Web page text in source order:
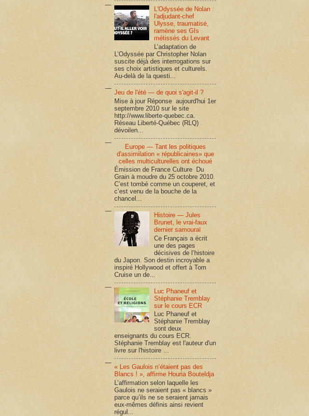
L'Odyssée de Nolan :
l'adjudant-chef
Ulysse, traumatisé,
ramène ses GIs
métissés du Levant
L’adaptation de
L’Odyssée par Christopher Nolan
suscite déjà des interrogations sur
ses choix artistiques et culturels.
Au-delà de la questi...
Jeu de l'été — de quoi s'agit-il ?
Mise à jour Réponse aujourd'hui 1er
septembre 2010 sur le site
http://www.liberte-quebec.ca.
Réseau Liberté-Québec (RLQ)
dévoilen...
Europe — Tant les politiques
d'assimilation « républicaines» que
celles multiculturelles ont échoué
Émission de France Culture Du
Grain à moudre du 25 octobre 2010.
C’est tombé comme un couperet, et
c’est venu de la bouche de la
chancel...
Histoire — Jules
Brunet, le vrai-faux
dernier samouraï
Ce Français a écrit
une des pages
décisives de l’histoire
du Japon. Son destin incroyable a
inspiré Hollywood et offert à Tom
Cruise un de...
Luc Phaneuf et
Stéphanie Tremblay
sur le cours ECR
Luc Phaneuf et
Stéphanie Tremblay
sont deux
enseignants du cours ECR.
Stéphanie Tremblay est l'auteur d'un
livre sur l'histoire ...
« Les Gaulois n’étaient pas des
Blancs ! », affirme Houria Bouteldja
L’affirmation selon laquelle les
Gaulois ne seraient pas « blancs »
parce qu’ils ne se seraient jamais
eux-mêmes définis ainsi revient
régul...